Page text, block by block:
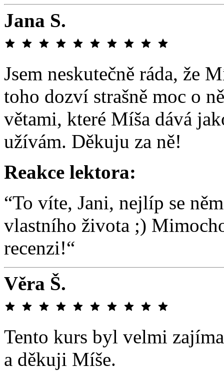
Jana S.
Jsem neskutečně ráda, že
toho dozví strašně moc o
větami, které Míša dává
užívám. Děkuju za ně!
Reakce lektora:
“To víte, Jani, nejlíp se
vlastního života ;)
recenzi!“
Věra Š.
Tento kurs byl velmi
a děkuji Míše.